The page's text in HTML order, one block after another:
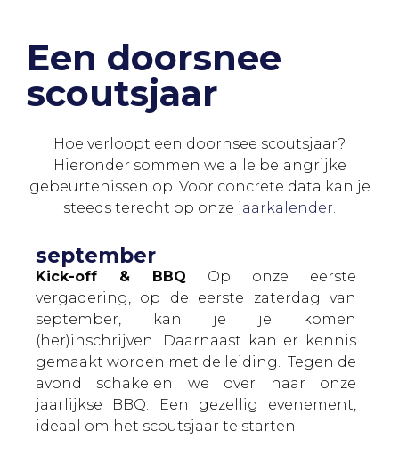
Een doorsnee
scoutsjaar
Hoe verloopt een doornsee scoutsjaar?
Hieronder sommen we alle belangrijke
gebeurtenissen op. Voor concrete data kan je
steeds terecht op onze jaarkalender.
september
Kick-off & BBQ Op onze eerste
vergadering, op de eerste zaterdag van
september, kan je je komen
(her)inschrijven. Daarnaast kan er kennis
gemaakt worden met de leiding. Tegen de
avond schakelen we over naar onze
jaarlijkse BBQ. Een gezellig evenement,
ideaal om het scoutsjaar te starten.